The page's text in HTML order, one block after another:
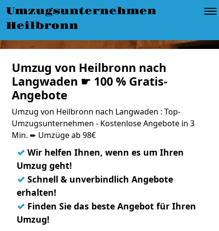
Umzugsunternehmen
Heilbronn
Umzug von Heilbronn nach
Langwaden ☛ 100 % Gratis-
Angebote
Umzug von Heilbronn nach Langwaden : Top-
Umzugsunternehmen - Kostenlose Angebote in 3
Min. ➨ Umzüge ab 98€
✓ Wir helfen Ihnen, wenn es um Ihren
Umzug geht!
✓ Schnell & unverbindlich Angebote
erhalten!
✓ Finden Sie das beste Angebot für Ihren
Umzug!